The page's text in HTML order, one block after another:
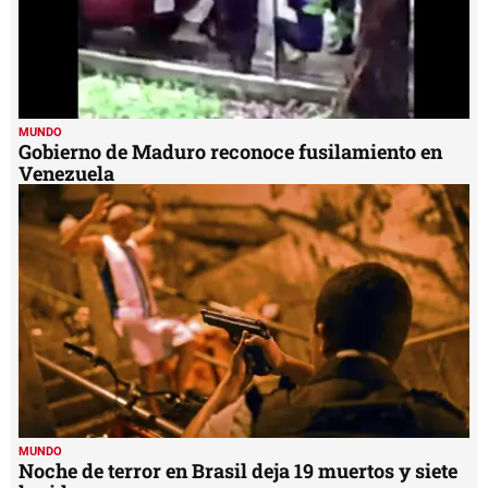
MUNDO
Gobierno de Maduro reconoce fusilamiento en
Venezuela
MUNDO
Noche de terror en Brasil deja 19 muertos y siete